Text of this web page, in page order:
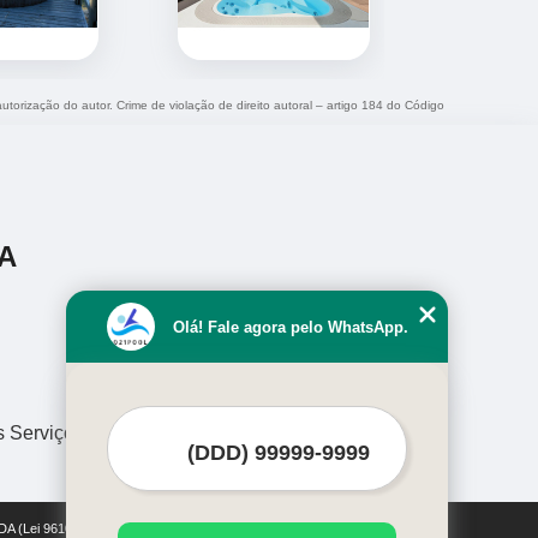
do autor. Crime de violação de direito autoral – artigo 184 do Código
Serviços
(Lei 9610 de 19/02/1998)
Olá! Fale agora pelo WhatsApp.